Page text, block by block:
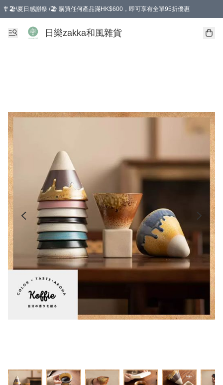
🎐🏖️\夏日感謝祭 /🏖️ 購買任何產品滿HK$600，即可享有全單95折優惠
選擇GoGoX住宅/工商地址配送，單一訂單消費購物滿HK$680(折扣後），可享有
日樂zakka和風雜貨